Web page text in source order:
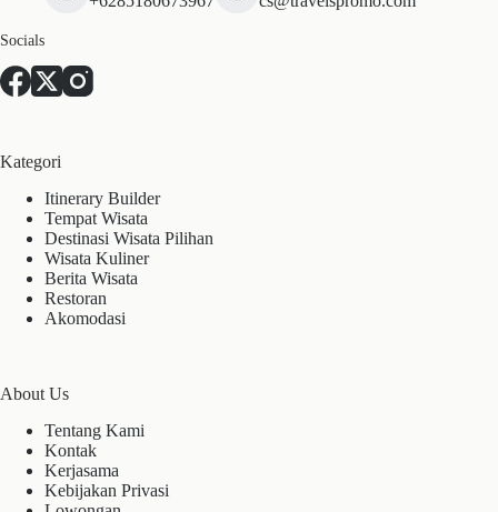
Socials
Kategori
Itinerary Builder
Tempat Wisata
Destinasi Wisata Pilihan
Wisata Kuliner
Berita Wisata
Restoran
Akomodasi
About Us
Tentang Kami
Kontak
Kerjasama
Kebijakan Privasi